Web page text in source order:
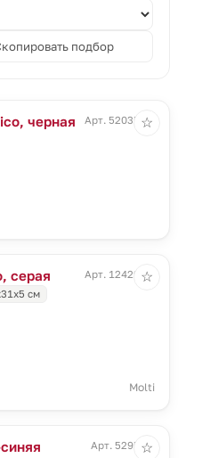
подбор
черная
Арт. 52035.30
☆
серая
Арт. 12429.10
см
Molti
☆
Арт. 5295.44
☆